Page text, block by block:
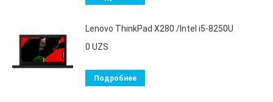
Lenovo ThinkPad X280 /Intel i5-8250U
0 UZS
Подробнее